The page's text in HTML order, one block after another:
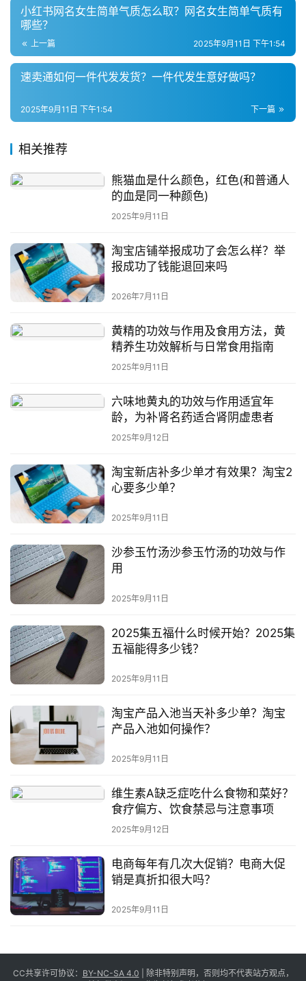
小红书网名女生简单气质怎么取？网名女生简单气质有
哪些？
上一篇 2025年9月11日 下午1:54
速卖通如何一件代发发货？一件代发生意好做吗？
下一篇
2025年9月11日 下午1:54
相关推荐
熊猫血是什么颜色，红色(和普通人
的血是同一种颜色)
2025年9月11日
淘宝店铺举报成功了会怎么样？举
报成功了钱能退回来吗
2026年7月11日
黄精的功效与作用及食用方法，黄
精养生功效解析与日常食用指南
2025年9月11日
六味地黄丸的功效与作用适宜年
龄，为补肾名药适合肾阴虚患者
2025年9月12日
淘宝新店补多少单才有效果？淘宝2
心要多少单？
2025年9月11日
沙参玉竹汤沙参玉竹汤的功效与作
用
2025年9月11日
2025集五福什么时候开始？2025集
五福能得多少钱？
2025年9月11日
淘宝产品入池当天补多少单？淘宝
产品入池如何操作？
2025年9月11日
维生素A缺乏症吃什么食物和菜好？
食疗偏方、饮食禁忌与注意事项
2025年9月12日
电商每年有几次大促销？电商大促
销是真折扣很大吗？
2025年9月11日
CC共享许可协议： BY-NC-SA 4.0 | 除非特别声明，否则均不代表站方观点，